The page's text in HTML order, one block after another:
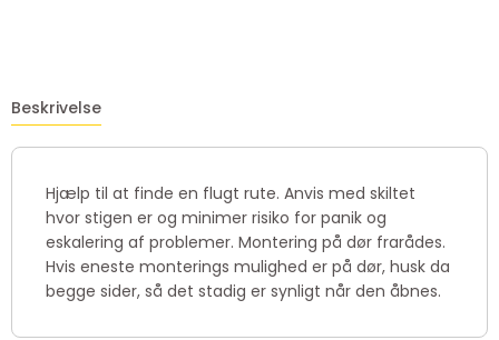
Beskrivelse
Hjælp til at finde en flugt rute. Anvis med skiltet
hvor stigen er og minimer risiko for panik og
eskalering af problemer. Montering på dør frarådes.
Hvis eneste monterings mulighed er på dør, husk da
begge sider, så det stadig er synligt når den åbnes.